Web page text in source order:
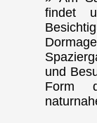
findet
und
Form